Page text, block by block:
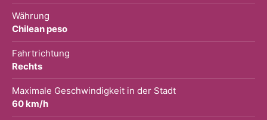
Währung
Chilean peso
Fahrtrichtung
Rechts
Maximale Geschwindigkeit in der Stadt
60 km/h